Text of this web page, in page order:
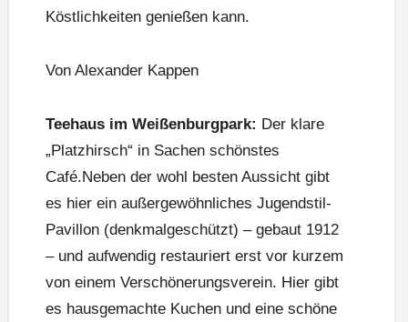
Köstlichkeiten genießen kann.
Von Alexander Kappen
Teehaus im Weißenburgpark: Der klare
„Platzhirsch“ in Sachen schönstes
Café.Neben der wohl besten Aussicht gibt
es hier ein außergewöhnliches Jugendstil-
Pavillon (denkmalgeschützt) – gebaut 1912
– und aufwendig restauriert erst vor kurzem
von einem Verschönerungsverein. Hier gibt
es hausgemachte Kuchen und eine schöne